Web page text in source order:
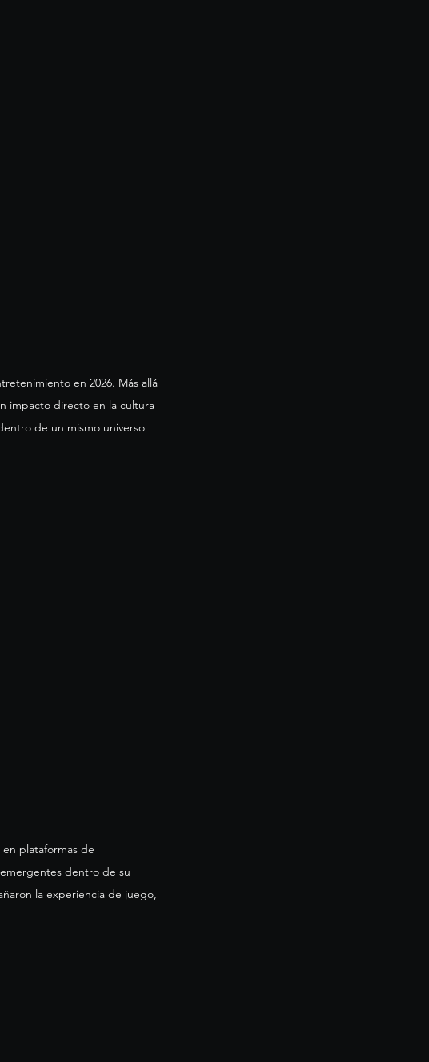
impacto directo en la cultura
de un mismo universo
plataformas de
dentro de su
la experiencia de juego,